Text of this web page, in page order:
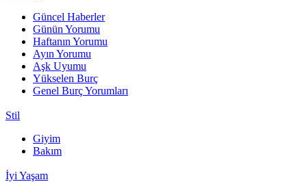
Güncel Haberler
Günün Yorumu
Haftanın Yorumu
Ayın Yorumu
Aşk Uyumu
Yükselen Burç
Genel Burç Yorumları
Stil
Giyim
Bakım
İyi Yaşam